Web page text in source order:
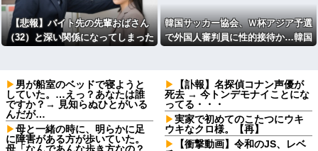
【悲報】バイト先の先輩おばさん
（32）と深い関係になってしまった
韓国サッカー協会、Ｗ杯アジア予選
で外国人審判員に性的接待か…韓国
男が船室のベッドで寝ようと
していた。…えっ？あなたは誰
ですか？→ 見知らぬひとがいる
んだが…
母と一緒の時に、明らかに足
に障害がある方が歩いていた。
【訃報】名探偵コナン声優が
死去 → 今トンデモナイことにな
ってる・・・
実家で初めてのこたつにウキ
ウキなクロ様。【再】
【衝撃動画】令和のJS、レベ